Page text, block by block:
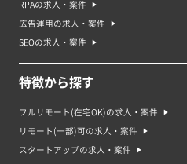
RPAの求人・案件
広告運用の求人・案件
SEOの求人・案件
特徴から探す
フルリモート(在宅OK)の求人・案件
リモート(一部)可の求人・案件
スタートアップの求人・案件